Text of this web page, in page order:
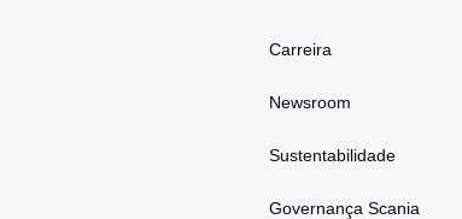
Carreira
Newsroom
Sustentabilidade
Governança Scania